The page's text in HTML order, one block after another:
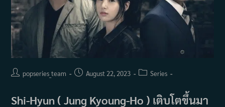
Postpopseries_team
PostAugust 22, 2023
PostSeries
Shi-Hyun ( Jung Kyoung-Ho ) เติบโตขึ้นมา